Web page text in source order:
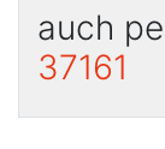
auch
37161